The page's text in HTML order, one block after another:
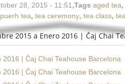
28, 2015 - 11:51 ,Tags aged tea,
puerh tea, tea ceremony, tea class,